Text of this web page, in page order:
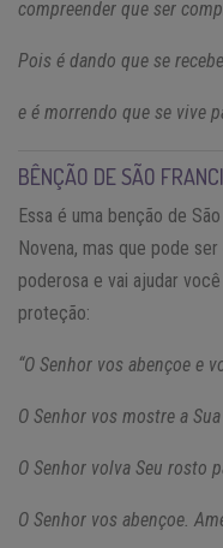
compreender que ser
Pois é dando que se
e é morrendo que se vive
BÊNÇÃO DE SÃO
Essa é uma benção de
Novena, mas que pode
poderosa e vai ajudar
proteção:
“O Senhor vos abençoe e
O Senhor vos mostre a
O Senhor volva Seu rosto
O Senhor vos abençoe.